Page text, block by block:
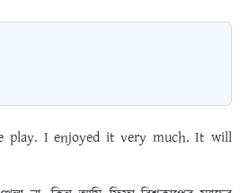
play. I enjoyed it very much. It will